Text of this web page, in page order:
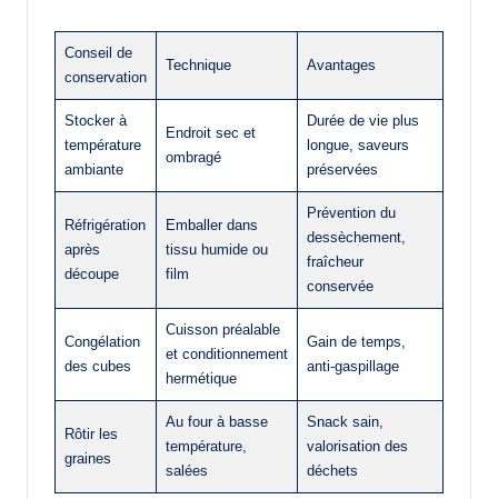
Conseil de
conservation
Technique Avantages
Stocker à
température
ambiante
Endroit sec et
ombragé
Durée de vie plus
longue, saveurs
préservées
Réfrigération
après
découpe
Emballer dans
tissu humide ou
film
Prévention du
dessèchement,
fraîcheur
conservée
Congélation
des cubes
Cuisson préalable
et conditionnement
hermétique
Gain de temps,
anti-gaspillage
Rôtir les
graines
Au four à basse
température,
salées
Snack sain,
valorisation des
déchets